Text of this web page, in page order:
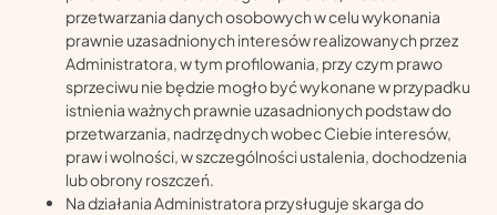
przetwarzania danych osobowych w celu wykonania
prawnie uzasadnionych interesów realizowanych przez
Administratora, w tym profilowania, przy czym prawo
sprzeciwu nie będzie mogło być wykonane w przypadku
istnienia ważnych prawnie uzasadnionych podstaw do
przetwarzania, nadrzędnych wobec Ciebie interesów,
praw i wolności, w szczególności ustalenia, dochodzenia
lub obrony roszczeń.
Na działania Administratora przysługuje skarga do